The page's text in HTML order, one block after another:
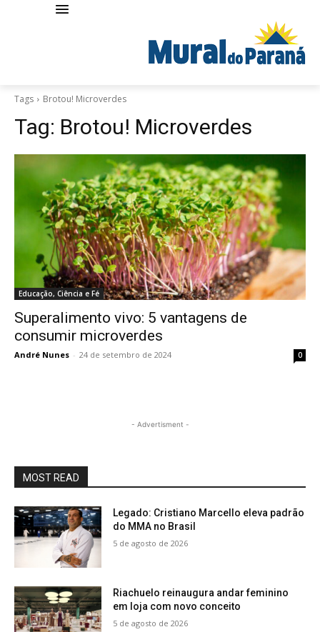
Tags Brotou! Microverdes
Tag: Brotou! Microverdes
Educação, Ciência e Fé
Superalimento vivo: 5 vantagens de
consumir microverdes
André Nunes - 24 de setembro de 2024 0
- Advertisment -
MOST READ
Legado: Cristiano Marcello eleva padrão
do MMA no Brasil
5 de agosto de 2026
Riachuelo reinaugura andar feminino
em loja com novo conceito
5 de agosto de 2026